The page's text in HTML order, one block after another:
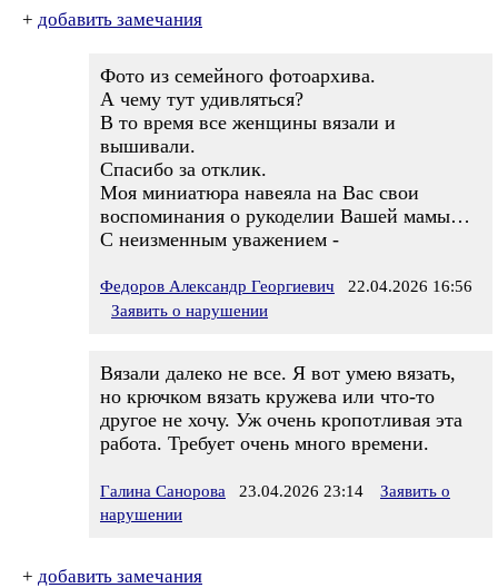
+ добавить замечания
Фото из семейного фотоархива.
А чему тут удивляться?
В то время все женщины вязали и
вышивали.
Спасибо за отклик.
Моя миниатюра навеяла на Вас свои
воспоминания о рукоделии Вашей мамы…
С неизменным уважением -
Федоров Александр Георгиевич 22.04.2026 16:56
Заявить о нарушении
Вязали далеко не все. Я вот умею вязать,
но крючком вязать кружева или что-то
другое не хочу. Уж очень кропотливая эта
работа. Требует очень много времени.
Галина Санорова 23.04.2026 23:14
Заявить о
нарушении
+ добавить замечания